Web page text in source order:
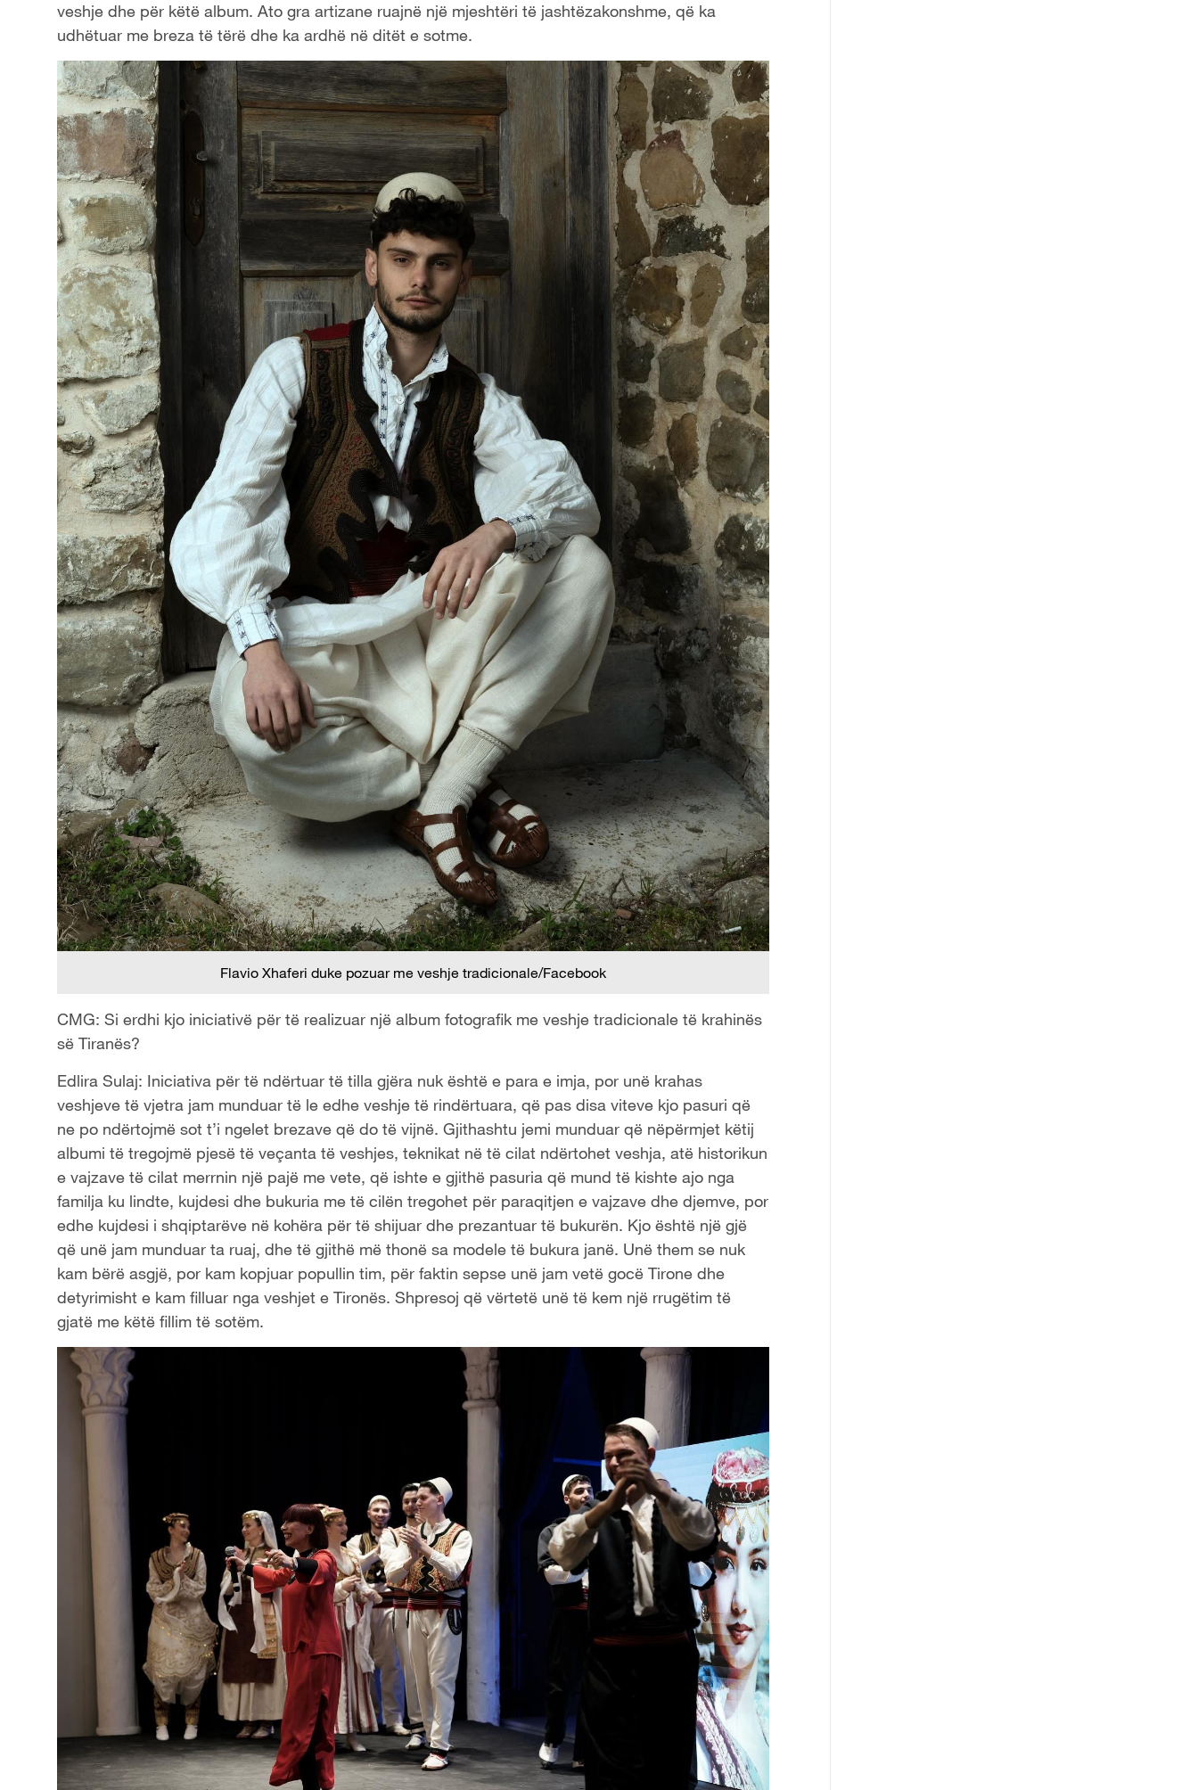
veshje dhe për këtë album. Ato gra artizane ruajnë një mjeshtëri të jashtëzakonshme, që ka
udhëtuar me breza të tërë dhe ka ardhë në ditët e sotme.
Flavio Xhaferi duke pozuar me veshje tradicionale/Facebook
CMG: Si erdhi kjo iniciativë për të realizuar një album fotografik me veshje tradicionale të krahinës
së Tiranës?
Edlira Sulaj: Iniciativa për të ndërtuar të tilla gjëra nuk është e para e imja, por unë krahas
veshjeve të vjetra jam munduar të le edhe veshje të rindërtuara, që pas disa viteve kjo pasuri që
ne po ndërtojmë sot t’i ngelet brezave që do të vijnë. Gjithashtu jemi munduar që nëpërmjet këtij
albumi të tregojmë pjesë të veçanta të veshjes, teknikat në të cilat ndërtohet veshja, atë historikun
e vajzave të cilat merrnin një pajë me vete, që ishte e gjithë pasuria që mund të kishte ajo nga
familja ku lindte, kujdesi dhe bukuria me të cilën tregohet për paraqitjen e vajzave dhe djemve, por
edhe kujdesi i shqiptarëve në kohëra për të shijuar dhe prezantuar të bukurën. Kjo është një gjë
që unë jam munduar ta ruaj, dhe të gjithë më thonë sa modele të bukura janë. Unë them se nuk
kam bërë asgjë, por kam kopjuar popullin tim, për faktin sepse unë jam vetë gocë Tirone dhe
detyrimisht e kam filluar nga veshjet e Tironës. Shpresoj që vërtetë unë të kem një rrugëtim të
gjatë me këtë fillim të sotëm.